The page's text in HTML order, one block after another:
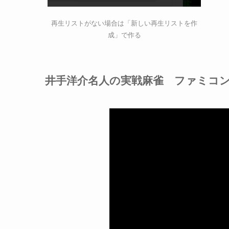
再生リストがない場合は「新しい再生リストを作
成」で作る
井手洋介名人の実戦麻雀 ファミコ